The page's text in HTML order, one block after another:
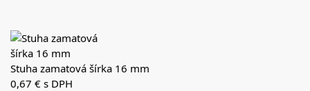
Stuha zamatová šírka 16 mm
0,67 € s DPH